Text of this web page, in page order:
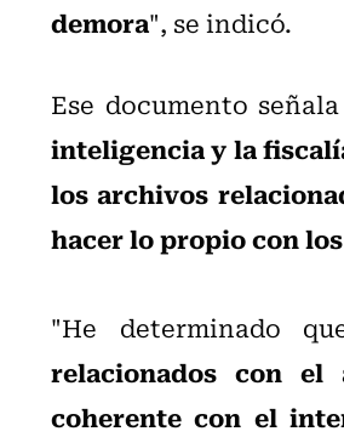
demora", se indicó.
Ese documento
inteligencia y la
los archivos
hacer lo propio con
"He determinado
relacionados con el
coherente con el